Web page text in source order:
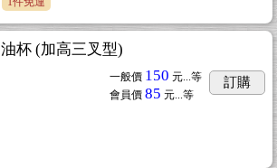
油杯 (加高三叉型)
一般價 150 元...等
會員價 85 元...等
訂購